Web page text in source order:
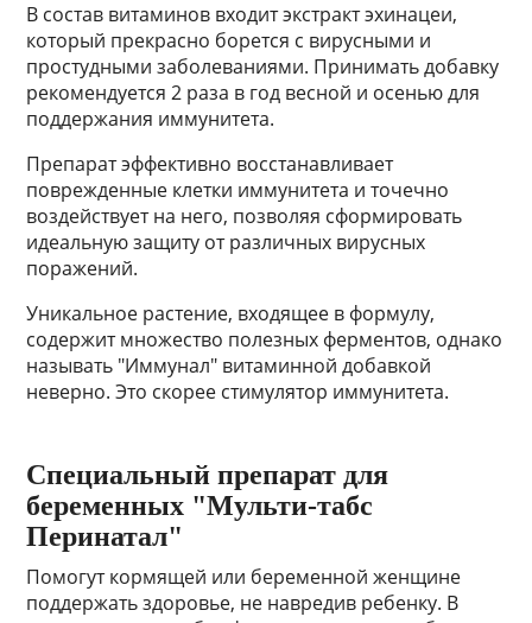
В состав витаминов входит экстракт эхинацеи,
который прекрасно борется с вирусными и
простудными заболеваниями. Принимать добавку
рекомендуется 2 раза в год весной и осенью для
поддержания иммунитета.
Препарат эффективно восстанавливает
поврежденные клетки иммунитета и точечно
воздействует на него, позволяя сформировать
идеальную защиту от различных вирусных
поражений.
Уникальное растение, входящее в формулу,
содержит множество полезных ферментов, однако
называть "Иммунал" витаминной добавкой
неверно. Это скорее стимулятор иммунитета.
Специальный препарат для
беременных "Мульти-табс
Перинатал"
Помогут кормящей или беременной женщине
поддержать здоровье, не навредив ребенку. В